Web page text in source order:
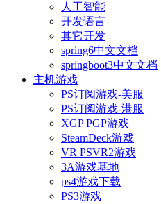
人工智能
开发语言
其它开发
spring6中文文档
springboot3中文文档
主机游戏
PS订阅游戏-美服
PS订阅游戏-港服
XGP PGP游戏
SteamDeck游戏
VR PSVR2游戏
3A游戏基地
ps4游戏下载
PS3游戏